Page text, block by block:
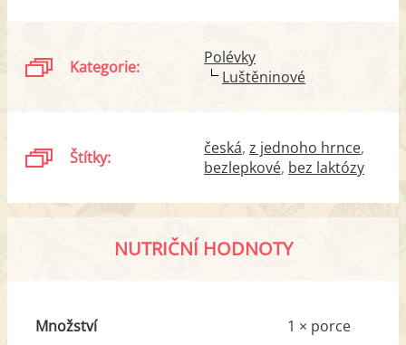
Kategorie:
Polévky
Luštěninové
Štítky: česká z jednoho hrnce
bezlepkové bez laktózy
NUTRIČNÍ HODNOTY
Množství 1 × porce